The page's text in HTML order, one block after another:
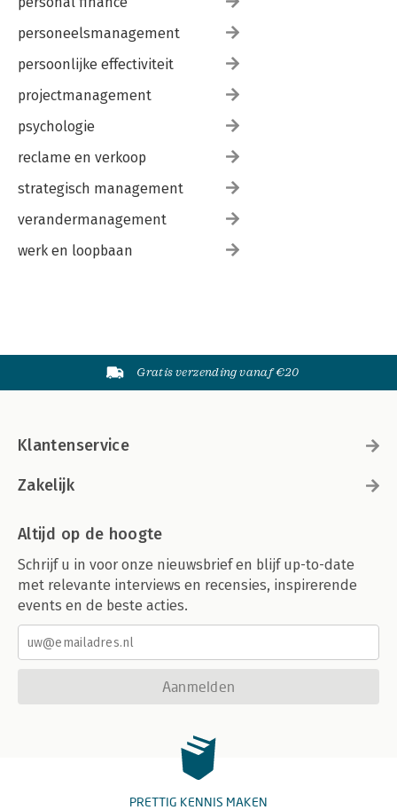
personeelsmanagement
persoonlijke effectiviteit
projectmanagement
psychologie
reclame en verkoop
strategisch management
verandermanagement
werk en loopbaan
Gratis verzending vanaf €20
Klantenservice
Zakelijk
Altijd op de hoogte
Schrijf u in voor onze nieuwsbrief en blijf up-to-date
met relevante interviews en recensies, inspirerende
events en de beste acties.
Aanmelden
PRETTIG KENNIS MAKEN